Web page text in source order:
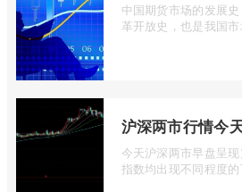
中国期货市场的发展
革开放史，也是我国
今天沪深两市早盘呈
指数均出现不同程度